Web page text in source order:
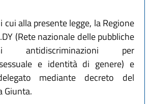
alla presente legge, la Regione
(Rete nazionale delle pubbliche
antidiscriminazioni per
e identità di genere) e
mediante decreto del
Giunta.